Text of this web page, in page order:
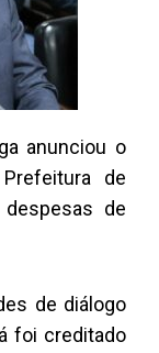
anunciou o
de
despesas de
de diálogo
foi creditado